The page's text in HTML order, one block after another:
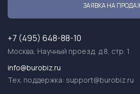
ЗАЯВКА НА
+7 (495) 648-88-10
Москва, Научный проезд, д.8, стр. 1
info@burobiz.ru
Тех. поддержка: support@burobiz.ru